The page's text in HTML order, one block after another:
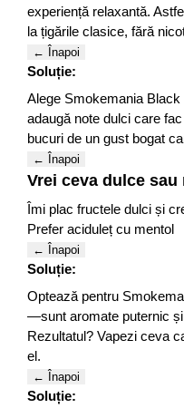
experiență relaxantă.
la țigările clasice, fără
← Înapoi
Soluție:
Alege Smokemania
adaugă note dulci care
bucuri de un gust bogat
← Înapoi
Vrei ceva dulce
Îmi plac fructele dulci și
Prefer aciduleț cu mentol
← Înapoi
Soluție:
Optează pentru
—sunt aromate puternic
Rezultatul? Vapezi ceva
el.
← Înapoi
Soluție: